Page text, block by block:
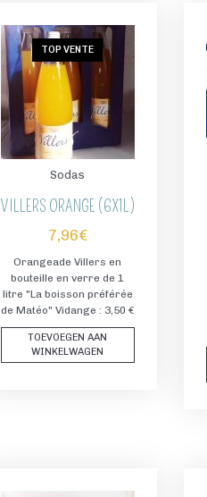
TOP VENTE
Sodas
VILLERS ORANGE (6X1L)
7,96€
Orangeade Villers en
bouteille en verre de 1
litre "La boisson préférée
de Matéo" Vidange : 3,50 €
TOEVOEGEN AAN
WINKELWAGEN